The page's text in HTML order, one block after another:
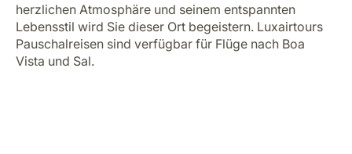
herzlichen Atmosphäre und seinem entspannten
Lebensstil wird Sie dieser Ort begeistern. Luxairtours
Pauschalreisen sind verfügbar für Flüge nach Boa
Vista und Sal.